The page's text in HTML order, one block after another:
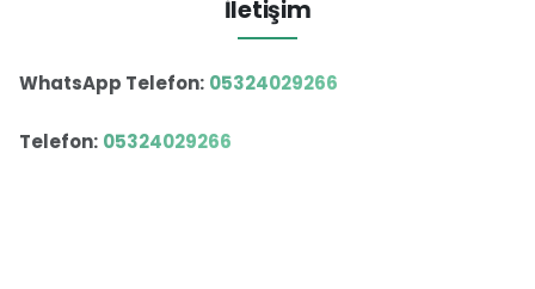
İletişim
WhatsApp Telefon: 05324029266
Telefon: 05324029266